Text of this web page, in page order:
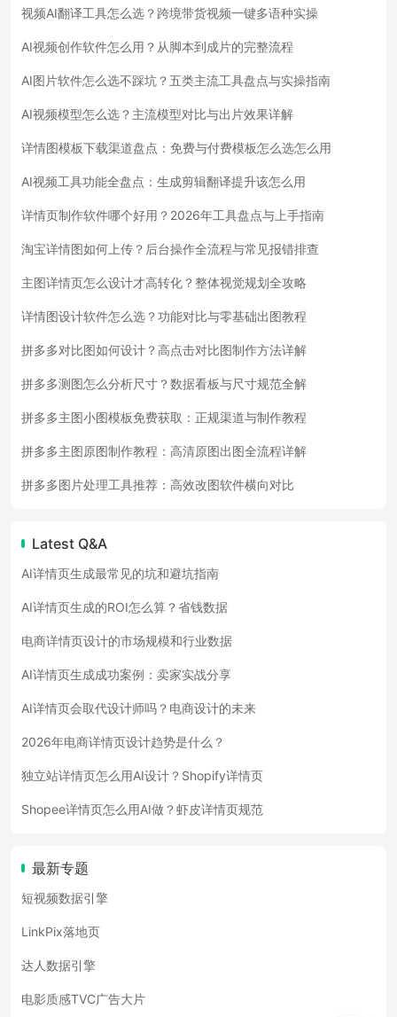
视频AI翻译工具怎么选？跨境带货视频一键多语种实操
AI视频创作软件怎么用？从脚本到成片的完整流程
AI图片软件怎么选不踩坑？五类主流工具盘点与实操指南
AI视频模型怎么选？主流模型对比与出片效果详解
详情图模板下载渠道盘点：免费与付费模板怎么选怎么用
AI视频工具功能全盘点：生成剪辑翻译提升该怎么用
详情页制作软件哪个好用？2026年工具盘点与上手指南
淘宝详情图如何上传？后台操作全流程与常见报错排查
主图详情页怎么设计才高转化？整体视觉规划全攻略
详情图设计软件怎么选？功能对比与零基础出图教程
拼多多对比图如何设计？高点击对比图制作方法详解
拼多多测图怎么分析尺寸？数据看板与尺寸规范全解
拼多多主图小图模板免费获取：正规渠道与制作教程
拼多多主图原图制作教程：高清原图出图全流程详解
拼多多图片处理工具推荐：高效改图软件横向对比
Latest Q&A
AI详情页生成最常见的坑和避坑指南
AI详情页生成的ROI怎么算？省钱数据
电商详情页设计的市场规模和行业数据
AI详情页生成成功案例：卖家实战分享
AI详情页会取代设计师吗？电商设计的未来
2026年电商详情页设计趋势是什么？
独立站详情页怎么用AI设计？Shopify详情页
Shopee详情页怎么用AI做？虾皮详情页规范
最新专题
短视频数据引擎
LinkPix落地页
达人数据引擎
电影质感TVC广告大片